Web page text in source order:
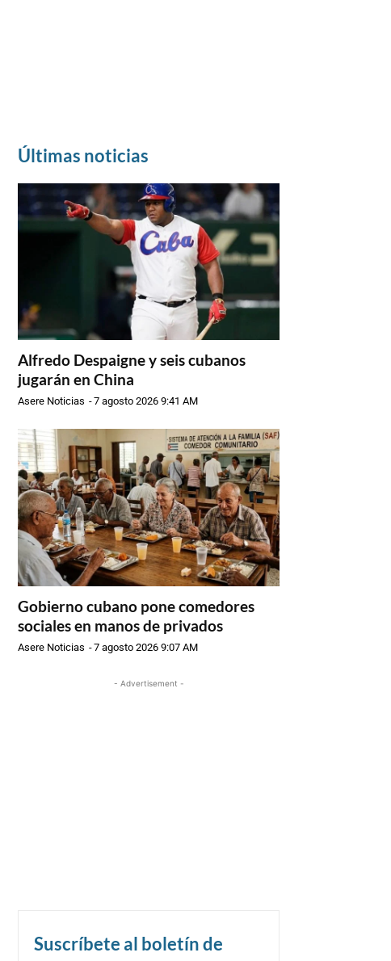
Últimas noticias
Alfredo Despaigne y seis cubanos
jugarán en China
Asere Noticias -7 agosto 2026 9:41 AM
Gobierno cubano pone comedores
sociales en manos de privados
Asere Noticias -7 agosto 2026 9:07 AM
- Advertisement -
Suscríbete al boletín de